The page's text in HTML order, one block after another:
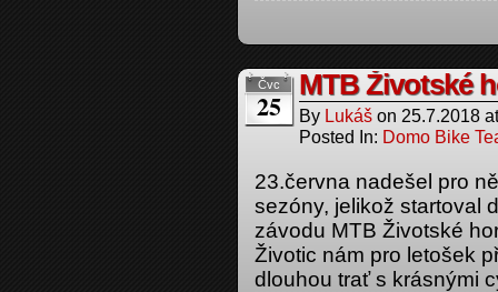
Čvc
25
MTB Životské
By Lukáš on 25.7.2018
Posted In: Domo Bike
23.června nadešel pro
sezóny, jelikož startoval
závodu MTB Životské
Životic nám pro letošek
dlouhou trať s krásnými